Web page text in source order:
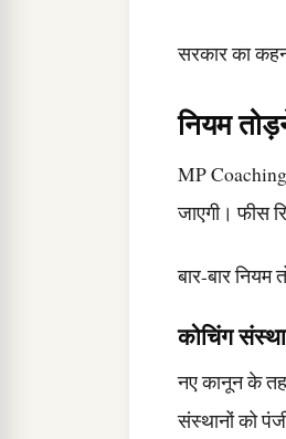
सरकार का
नियम
MP
जाएगी। फीस
बार-बार नियम
कोचिंग
नए कानून के
संस्थानों को